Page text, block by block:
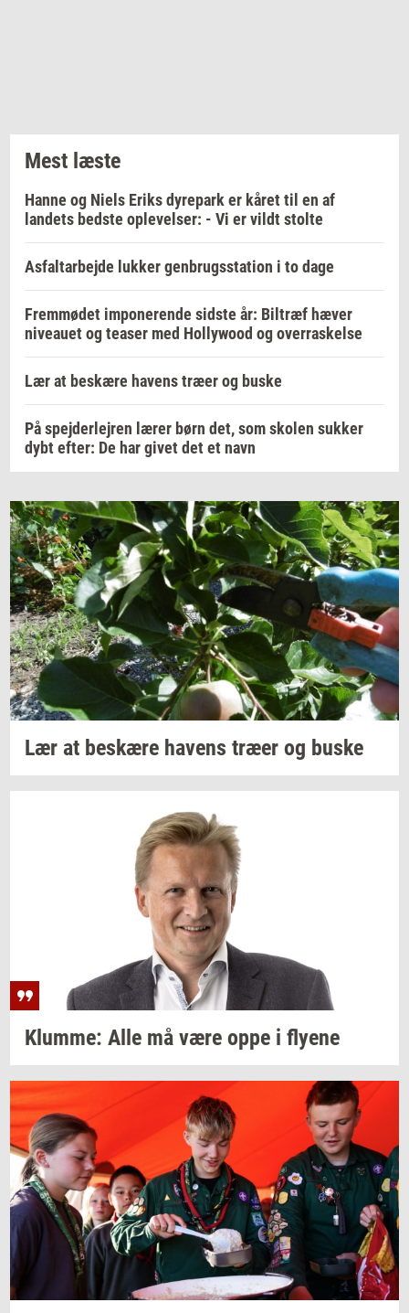
Mest læste
Hanne og Niels Eriks dyrepark er kåret til en af
landets bedste oplevelser: - Vi er vildt stolte
Asfaltarbejde lukker genbrugsstation i to dage
Fremmødet imponerende sidste år: Biltræf hæver
niveauet og teaser med Hollywood og overraskelse
Lær at beskære havens træer og buske
På spejderlejren lærer børn det, som skolen sukker
dybt efter: De har givet det et navn
Lær at be­skæ­re ha­vens træer og buske
Klum­me: Alle må være oppe i fly­e­ne